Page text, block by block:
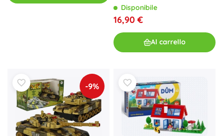
Disponibile
16,90 €
Al carrello
-9%